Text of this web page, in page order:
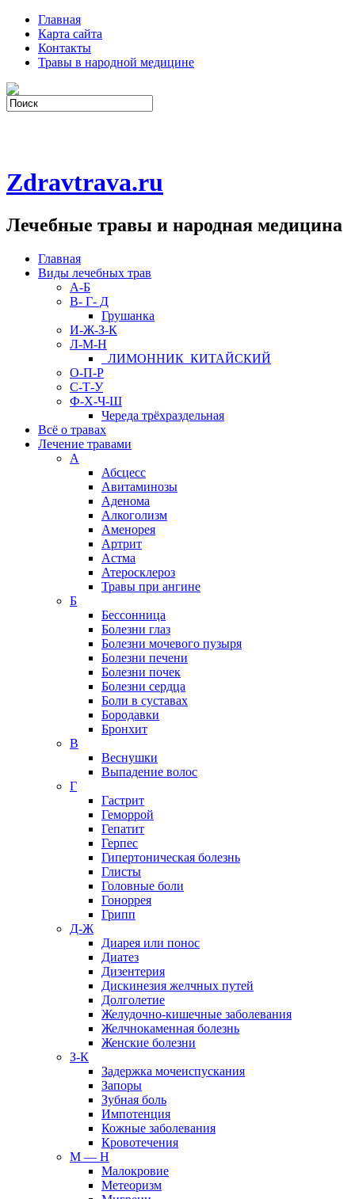
Главная
Карта сайта
Контакты
Травы в народной медицине
Zdravtrava.ru
Лечебные травы и народная медицина
Главная
Виды лечебных трав
А-Б
В- Г- Д
Грушанка
И-Ж-З-К
Л-М-Н
ЛИМОННИК КИТАЙСКИЙ
О-П-Р
С-Т-У
Ф-Х-Ч-Ш
Череда трёхраздельная
Всё о травах
Лечение травами
А
Абсцесс
Авитаминозы
Аденома
Алкоголизм
Аменорея
Артрит
Астма
Атеросклероз
Травы при ангине
Б
Бессонница
Болезни глаз
Болезни мочевого пузыря
Болезни печени
Болезни почек
Болезни сердца
Боли в суставах
Бородавки
Бронхит
В
Веснушки
Выпадение волос
Г
Гастрит
Геморрой
Гепатит
Герпес
Гипертоническая болезнь
Глисты
Головные боли
Гоноррея
Грипп
Д-Ж
Диарея или понос
Диатез
Дизентерия
Дискинезия желчных путей
Долголетие
Желудочно-кишечные заболевания
Желчнокаменная болезнь
Женские болезни
З-К
Задержка мочеиспускания
Запоры
Зубная боль
Импотенция
Кожные заболевания
Кровотечения
М — Н
Малокровие
Метеоризм